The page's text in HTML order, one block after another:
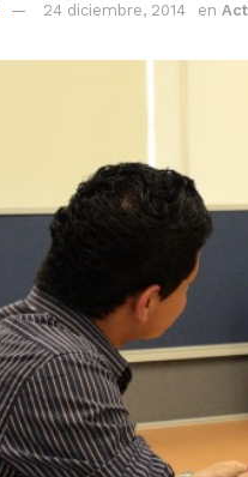
24 diciembre, 2014 en